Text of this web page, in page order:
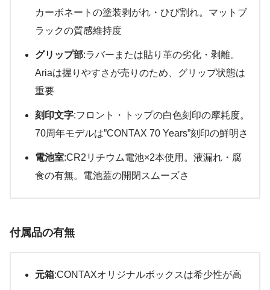
カーボネートの塗装剥がれ・ひび割れ。マットブ
ラックの質感維持度
グリップ部:ラバーまたは貼り革の劣化・剥離。
Ariaは握りやすさが売りのため、グリップ状態は
重要
刻印文字:フロント・トップの白色刻印の摩耗度。
70周年モデルは”CONTAX 70 Years”刻印の鮮明さ
電池室:CR2リチウム電池×2本使用。液漏れ・腐
食の有無。電池蓋の開閉スムーズさ
付属品の有無
元箱:CONTAXオリジナルボックスは希少性が高